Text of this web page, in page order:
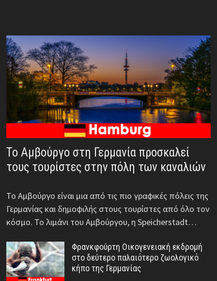
Το Αμβούργο στη Γερμανία προσκαλεί
τους τουρίστες στην πόλη των καναλιών
Το Αμβούργο είναι μια από τις πιο γραφικές πόλεις της
Γερμανίας και δημοφιλής στους τουρίστες από όλο τον
κόσμο. Το λιμάνι του Αμβούργου, η Speicherstadt…
Φρανκφούρτη Οικογενειακή εκδρομή
στο δεύτερο παλαιότερο ζωολογικό
κήπο της Γερμανίας